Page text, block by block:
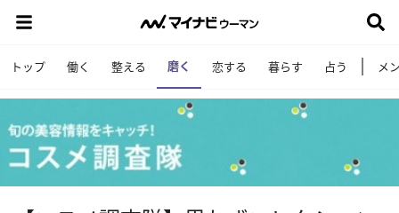
トップ 働く 整える 磨く 恋する 暮らす 占う メ